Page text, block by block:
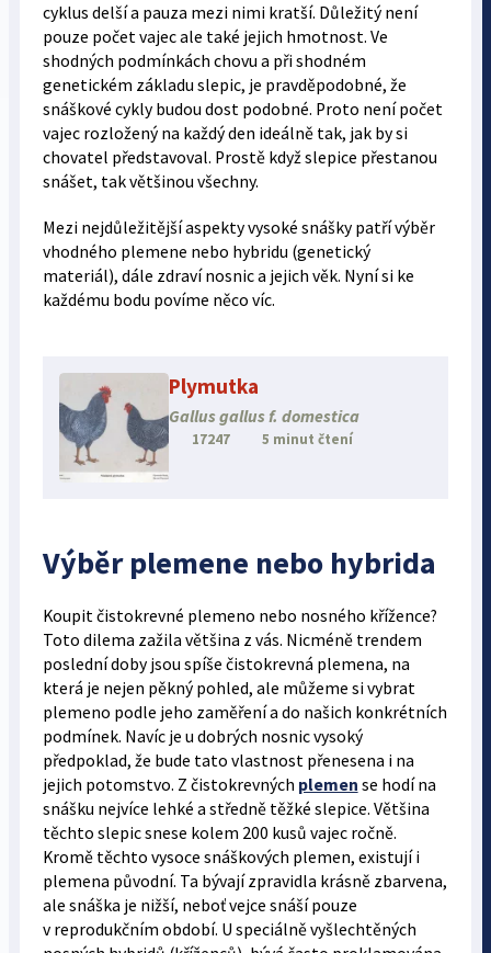
cyklus delší a pauza mezi nimi kratší. Důležitý není
pouze počet vajec ale také jejich hmotnost. Ve
shodných podmínkách chovu a při shodném
genetickém základu slepic, je pravděpodobné, že
snáškové cykly budou dost podobné. Proto není počet
vajec rozložený na každý den ideálně tak, jak by si
chovatel představoval. Prostě když slepice přestanou
snášet, tak většinou všechny.
Mezi nejdůležitější aspekty vysoké snášky patří výběr
vhodného plemene nebo hybridu (genetický
materiál), dále zdraví nosnic a jejich věk. Nyní si ke
každému bodu povíme něco víc.
Plymutka
Gallus gallus f. domestica
17247 5 minut čtení
Výběr plemene nebo hybrida
Koupit čistokrevné plemeno nebo nosného křížence?
Toto dilema zažila většina z vás. Nicméně trendem
poslední doby jsou spíše čistokrevná plemena, na
která je nejen pěkný pohled, ale můžeme si vybrat
plemeno podle jeho zaměření a do našich konkrétních
podmínek. Navíc je u dobrých nosnic vysoký
předpoklad, že bude tato vlastnost přenesena i na
jejich potomstvo. Z čistokrevných plemen se hodí na
snášku nejvíce lehké a středně těžké slepice. Většina
těchto slepic snese kolem 200 kusů vajec ročně.
Kromě těchto vysoce snáškových plemen, existují i
plemena původní. Ta bývají zpravidla krásně zbarvena,
ale snáška je nižší, neboť vejce snáší pouze
v reprodukčním období. U speciálně vyšlechtěných